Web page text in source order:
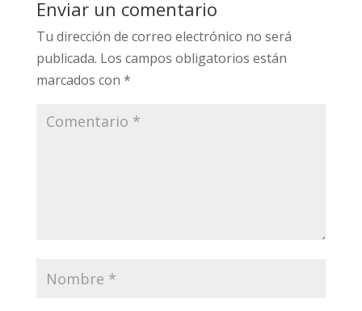
Enviar un comentario
Tu dirección de correo electrónico no será
publicada. Los campos obligatorios están
marcados con *